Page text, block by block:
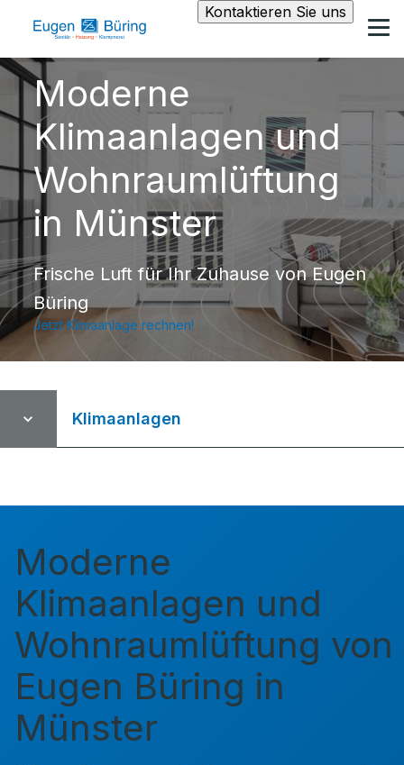
Kontaktieren Sie uns
Moderne
Klimaanlagen und
Wohnraumlüftung
in Münster
Frische Luft für Ihr Zuhause von Eugen
Büring
Jetzt Klimaanlage rechnen!
Klimaanlagen
Moderne
Klimaanlagen und
Wohnraumlüftung von
Eugen Büring in
Münster